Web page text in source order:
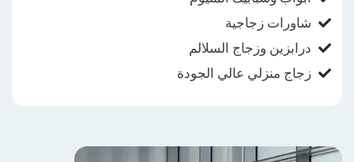
شاورات زجاجية
درابزين وزجاج السلالم
زجاج منزلي عالي الجودة